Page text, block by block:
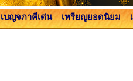
เบญจภาคีเด่น : เหรียญยอดนิยม :